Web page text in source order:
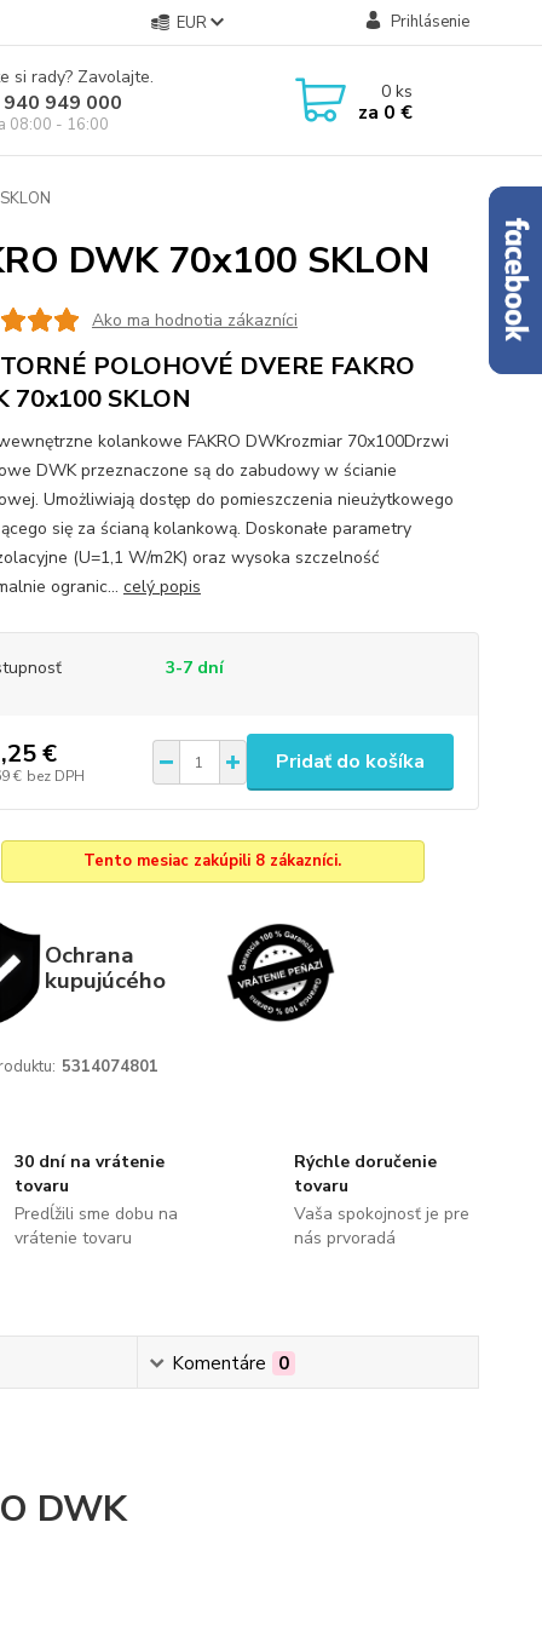
EUR Prihlásenie
si rady? Zavolajte.
949 000
08:00 - 16:00
0ks
za 0 €
DWK 70x100 SKLON
Ako ma hodnotia zákazníci
POLOHOVÉ DVERE FAKRO
70x100 SKLON
kolankowe FAKRO DWKrozmiar 70x100Drzwi
DWK przeznaczone są do zabudowy w ścianie
Umożliwiają dostęp do pomieszczenia nieużytkowego
się za ścianą kolankową. Doskonałe parametry
(U=1,1 W/m2K) oraz wysoka szczelność
ogranic... celý popis
3-7 dní
€
€ bez DPH
Pridať do košíka
Tento mesiac zakúpili 8 zákazníci.
Ochrana
kupujúcého
5314074801
30 dní na vrátenie
tovaru
Predĺžili sme dobu na
vrátenie tovaru
Rýchle doručenie
tovaru
Vaša spokojnosť je pre
nás prvoradá
Komentáre 0
DWK